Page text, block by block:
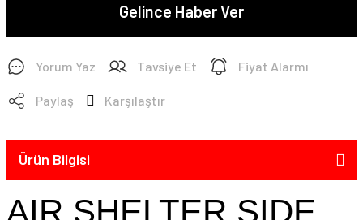
Gelince Haber Ver
Yorum Yaz Tavsiye Et Fiyat Alarmı
Paylaş Karşılaştır
Ürün Bilgisi
AIR SHELTER SIDE